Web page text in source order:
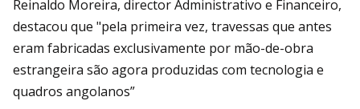
Reinaldo Moreira, director Administrativo e Financeiro,
destacou que "pela primeira vez, travessas que antes
eram fabricadas exclusivamente por mão-de-obra
estrangeira são agora produzidas com tecnologia e
quadros angolanos”